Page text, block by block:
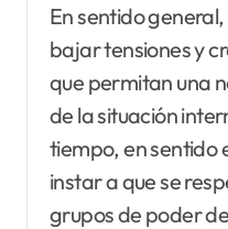
En sentido
bajar tensiones y
que permitan una
de la situación
tiempo, en sentido
instar a que se
grupos de poder